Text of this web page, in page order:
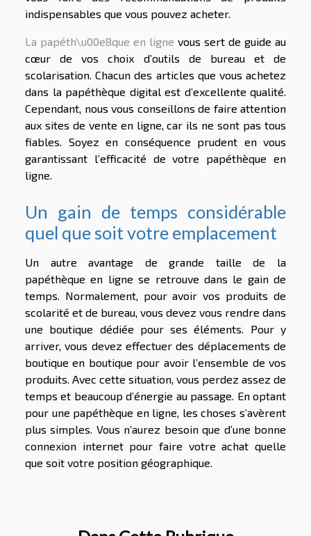
indispensables que vous pouvez acheter.
La papéth\u00e8que en ligne vous sert de guide au
cœur de vos choix d’outils de bureau et de
scolarisation. Chacun des articles que vous achetez
dans la papéthèque digital est d’excellente qualité.
Cependant, nous vous conseillons de faire attention
aux sites de vente en ligne, car ils ne sont pas tous
fiables. Soyez en conséquence prudent en vous
garantissant l’efficacité de votre papéthèque en
ligne.
Un gain de temps considérable
quel que soit votre emplacement
Un autre avantage de grande taille de la
papéthèque en ligne se retrouve dans le gain de
temps. Normalement, pour avoir vos produits de
scolarité et de bureau, vous devez vous rendre dans
une boutique dédiée pour ses éléments. Pour y
arriver, vous devez effectuer des déplacements de
boutique en boutique pour avoir l’ensemble de vos
produits. Avec cette situation, vous perdez assez de
temps et beaucoup d’énergie au passage. En optant
pour une papéthèque en ligne, les choses s’avèrent
plus simples. Vous n’aurez besoin que d’une bonne
connexion internet pour faire votre achat quelle
que soit votre position géographique.